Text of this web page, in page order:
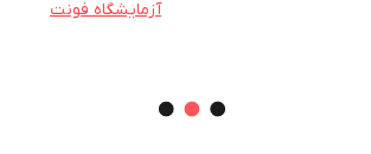
آزمایشگاه فونت